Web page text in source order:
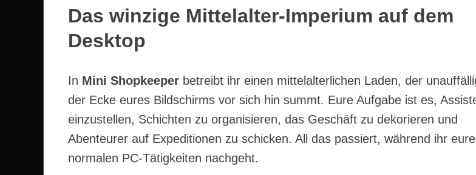
Das winzige Mittelalter-Imperium auf dem
Desktop
In Mini Shopkeeper betreibt ihr einen mittelalterlichen Laden, der
der Ecke eures Bildschirms vor sich hin summt. Eure Aufgabe ist es,
einzustellen, Schichten zu organisieren, das Geschäft zu dekorieren und
Abenteurer auf Expeditionen zu schicken. All das passiert, während ihr
normalen PC-Tätigkeiten nachgeht.